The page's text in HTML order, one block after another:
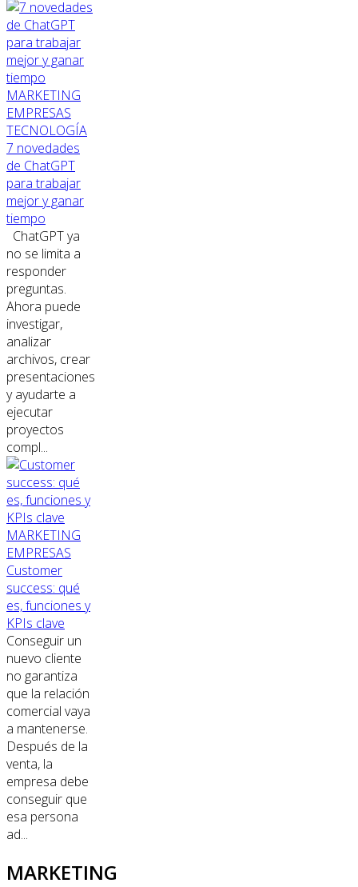
MARKETING
EMPRESAS
TECNOLOGÍA
7 novedades
de ChatGPT
para trabajar
mejor y ganar
tiempo
ChatGPT ya
no se limita a
responder
preguntas.
Ahora puede
investigar,
analizar
archivos, crear
presentaciones
y ayudarte a
ejecutar
proyectos
compl...
MARKETING
EMPRESAS
Customer
success: qué
es, funciones y
KPIs clave
Conseguir un
nuevo cliente
no garantiza
que la relación
comercial vaya
a mantenerse.
Después de la
venta, la
empresa debe
conseguir que
esa persona
ad...
MARKETING